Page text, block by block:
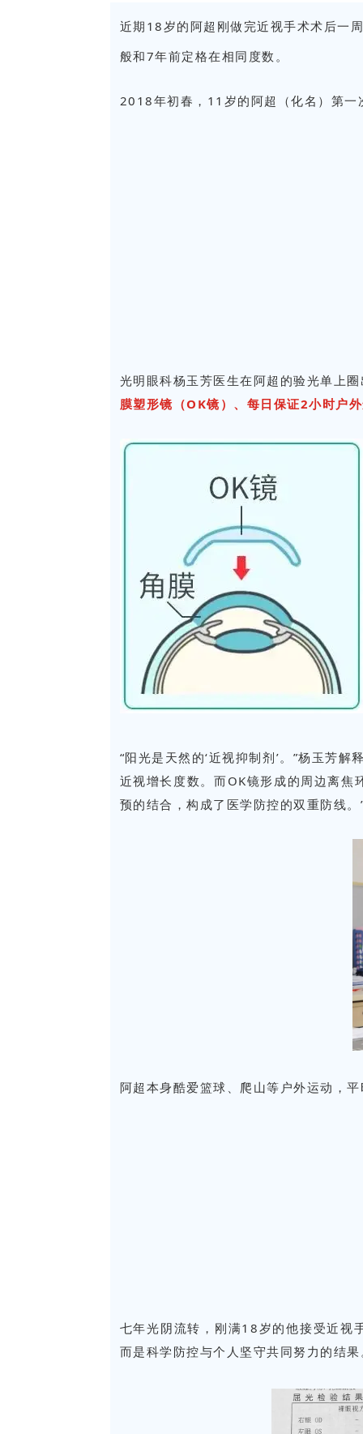
近期18岁的阿超刚做完近视手术术后一
般和7年前定格在相同度数。
2018年初春，11岁的阿超（化名）第
光明眼科杨玉芳医生在阿超的验光单上
膜塑形镜（OK镜）、每日保证2小时户
“阳光是天然的‘近视抑制剂’。”杨玉芳
近视增长度数。而OK镜形成的周边离
预的结合，构成了医学防控的双重防线。
阿超本身酷爱篮球、爬山等户外运动，
七年光阴流转，刚满18岁的他接受近视
而是科学防控与个人坚守共同努力的结果